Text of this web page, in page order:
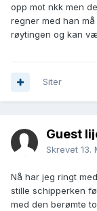
opp mot nkk men
regner med han
røytingen og kan
Siter
Guest
Skrevet 13.
Nå har jeg ringt
stille schipperken
med den berømte